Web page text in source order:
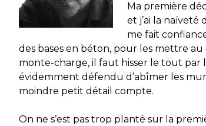
Ma première
et j’ai la
me fait
des bases en béton, pour les mettre au
monte-charge, il faut hisser le tout par
évidemment défendu d’abîmer les
moindre petit détail compte.
On ne s’est pas trop planté sur la